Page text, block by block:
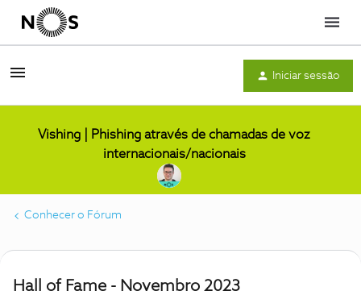
Menu
Iniciar sessão
Vishing | Phishing através de chamadas de voz
internacionais/nacionais
Conhecer o Fórum
Hall of Fame - Novembro 2023